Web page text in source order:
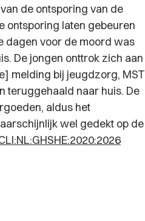
de ontsporing van de
ontsporing laten gebeuren
dagen voor de moord was
De jongen onttrok zich aan
melding bij jeugdzorg, MST
teruggehaald naar huis. De
aldus het
wel gedekt op de